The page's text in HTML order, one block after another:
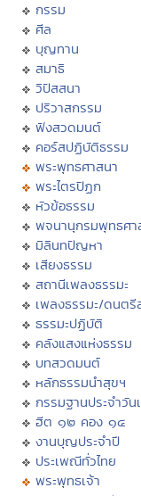
กรรม
ศีล
บุญทาน
สมาธิ
วิปัสสนา
ปริวาสกรรม
ฟังสวดมนต์
คอร์สปฏิบัติธรรม
พระพุทธศาสนา
พระไตรปิฏก
หัวข้อธรรม
พจนานุกรมพุทธศา
มิลินทปัญหา
เสียงธรรม
สถานีเพลงธรรมะ
เพลงธรรมะ/ดนตรี
ธรรมะปฏิบัติ
คลังแสงแห่งธรรม
บทสวดมนต์
หลักธรรมนำสุขฯ
กรรมฐานประจำวัน
ฮีต ๑๒ คอง ๑๔
งานบุญประจำปี
ประเพณีทั่วไทย
พระพุทธเจ้า